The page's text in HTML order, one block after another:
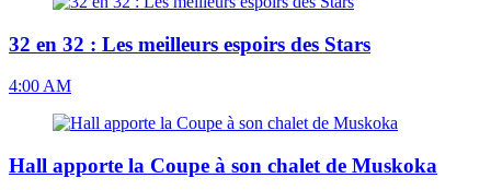
32 en 32 : Les meilleurs espoirs des Stars
4:00 AM
Hall apporte la Coupe à son chalet de Muskoka